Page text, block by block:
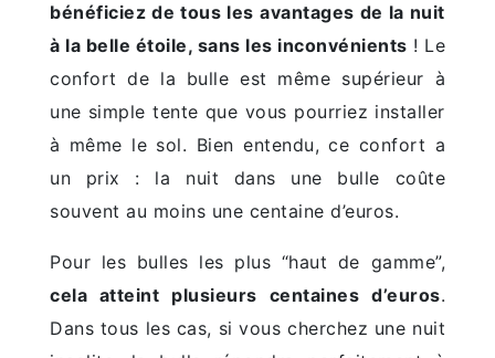
bénéficiez de tous les avantages de la nuit
à la belle étoile, sans les inconvénients ! Le
confort de la bulle est même supérieur à
une simple tente que vous pourriez installer
à même le sol. Bien entendu, ce confort a
un prix : la nuit dans une bulle coûte
souvent au moins une centaine d’euros.
Pour les bulles les plus “haut de gamme”,
cela atteint plusieurs centaines d’euros.
Dans tous les cas, si vous cherchez une nuit